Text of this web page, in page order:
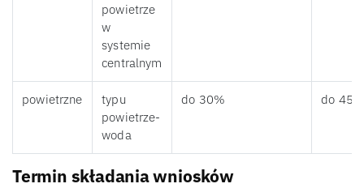
powietrze
w
systemie
centralnym
powietrzne
typu
powietrze-
woda
do 30% do 45%
Termin składania wniosków